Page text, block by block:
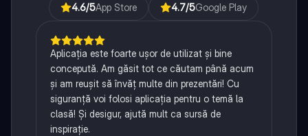
4.6/5App Store 4.7/5Google Play
Aplicația este foarte ușor de utilizat și bine
concepută. Am găsit tot ce căutam până acum
și am reușit să învăț multe din prezentări! Cu
siguranță voi folosi aplicația pentru o temă la
clasă! Și desigur, ajută mult ca sursă de
inspirație.